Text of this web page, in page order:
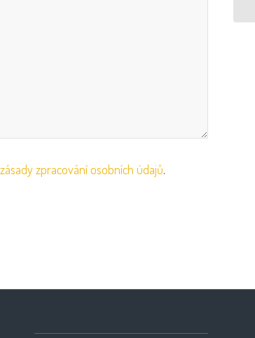
zásady zpracování osobních údajů.